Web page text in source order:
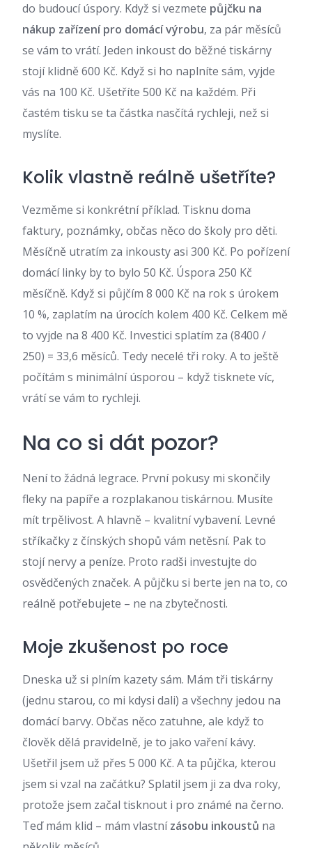
do budoucí úspory. Když si vezmete půjčku na
nákup zařízení pro domácí výrobu, za pár měsíců
se vám to vrátí. Jeden inkoust do běžné tiskárny
stojí klidně 600 Kč. Když si ho naplníte sám, vyjde
vás na 100 Kč. Ušetříte 500 Kč na každém. Při
častém tisku se ta částka nasčítá rychleji, než si
myslíte.
Kolik vlastně reálně ušetříte?
Vezměme si konkrétní příklad. Tisknu doma
faktury, poznámky, občas něco do školy pro děti.
Měsíčně utratím za inkousty asi 300 Kč. Po pořízení
domácí linky by to bylo 50 Kč. Úspora 250 Kč
měsíčně. Když si půjčím 8 000 Kč na rok s úrokem
10 %, zaplatím na úrocích kolem 400 Kč. Celkem mě
to vyjde na 8 400 Kč. Investici splatím za (8400 /
250) = 33,6 měsíců. Tedy necelé tři roky. A to ještě
počítám s minimální úsporou – když tisknete víc,
vrátí se vám to rychleji.
Na co si dát pozor?
Není to žádná legrace. První pokusy mi skončily
fleky na papíře a rozplakanou tiskárnou. Musíte
mít trpělivost. A hlavně – kvalitní vybavení. Levné
stříkačky z čínských shopů vám netěsní. Pak to
stojí nervy a peníze. Proto radši investujte do
osvědčených značek. A půjčku si berte jen na to, co
reálně potřebujete – ne na zbytečnosti.
Moje zkušenost po roce
Dneska už si plním kazety sám. Mám tři tiskárny
(jednu starou, co mi kdysi dali) a všechny jedou na
domácí barvy. Občas něco zatuhne, ale když to
člověk dělá pravidelně, je to jako vaření kávy.
Ušetřil jsem už přes 5 000 Kč. A ta půjčka, kterou
jsem si vzal na začátku? Splatil jsem ji za dva roky,
protože jsem začal tisknout i pro známé na černo.
Teď mám klid – mám vlastnízásobu inkoustů na